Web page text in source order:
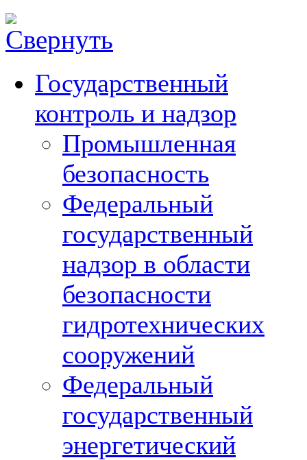
Государственный
контроль и надзор
Промышленная
безопасность
Федеральный
государственный
надзор в области
безопасности
гидротехнических
сооружений
Федеральный
государственный
энергетический